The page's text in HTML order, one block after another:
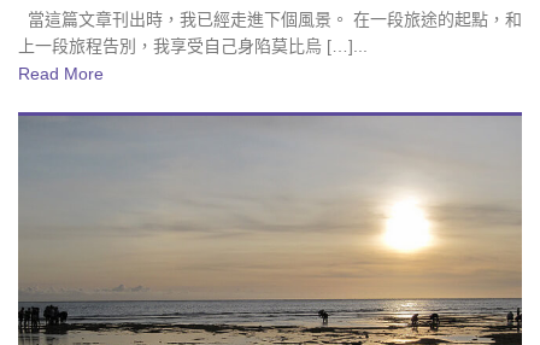
當這篇文章刊出時，我已經走進下個風景。 在一段旅途的起點，和
上一段旅程告別，我享受自己身陷莫比烏 […]...
Read More